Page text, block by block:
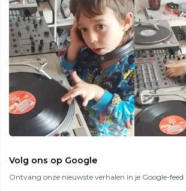
Volg ons op Google
Ontvang onze nieuwste verhalen in je Google-feed